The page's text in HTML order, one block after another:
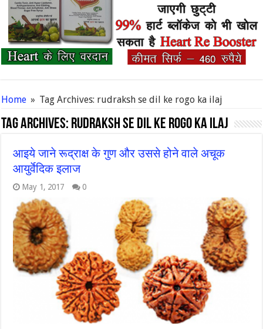
Home » Tag Archives: rudraksh se dil ke rogo ka ilaj
Tag Archives: rudraksh se dil ke rogo ka ilaj
आइये जाने रूद्राक्ष के गुण और उससे होने वाले अचूक
आयुर्वेदिक इलाज
May 1, 2017 0